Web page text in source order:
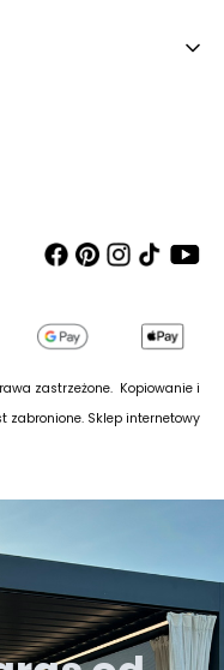
zastrzeżone. Kopiowanie i
zabronione. Sklep internetowy